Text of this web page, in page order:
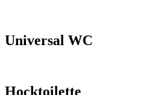
Universal WC
Hocktoilette